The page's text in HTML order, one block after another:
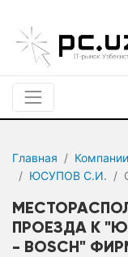
Главная Компании
ЮСУПОВ С.И.
ПРОЕЗДА К
- BOSCH"